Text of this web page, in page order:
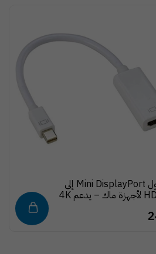
محول Mini DisplayPort إلى
HDMI لأجهزة ماك – يدعم 4K
بالشاشات وأجهزة